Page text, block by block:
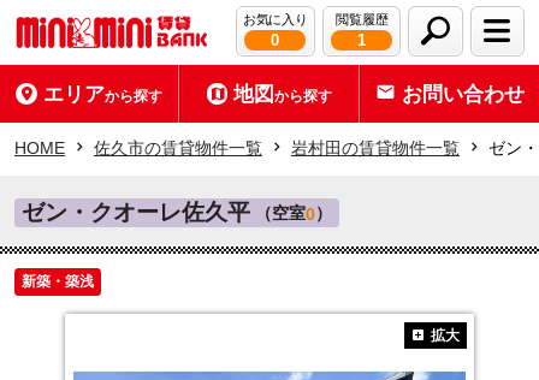
お気に入り
0
閲覧履歴
1
エリアから探す 地図から探す お問い合わせ
HOME 佐久市の賃貸物件一覧 岩村田の賃貸物件一覧 ゼン
ゼン・クオーレ佐久平 （空室0）
新築・築浅
拡大